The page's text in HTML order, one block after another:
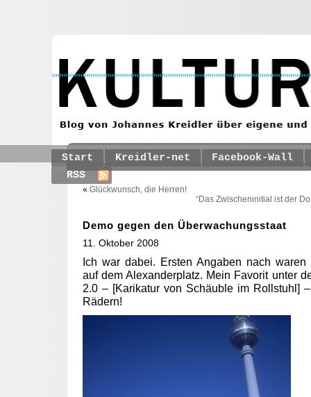
Start Kreidler-net
Facebook-Wall
RSS
« Glückwunsch, die Herren!
“Das Zwischeninitial ist der
Demo gegen den Überwachungsstaat
11. Oktober 2008
Ich war dabei. Ersten Angaben nach waren
auf dem Alexanderplatz. Mein Favorit unter
2.0 – [Karikatur von Schäuble im Rollstuhl]
Rädern!